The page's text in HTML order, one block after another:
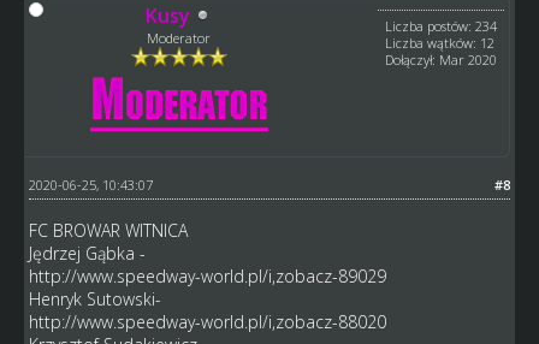
Kusy
Moderator
Liczba postów: 234
Liczba wątków: 12
Dołączył: Mar 2020
#8
2020-06-25, 10:43:07
FC BROWAR WITNICA
Jędrzej Gąbka -
http://www.speedway-world.pl/i,zobacz-89029
Henryk Sutowski-
http://www.speedway-world.pl/i,zobacz-88020